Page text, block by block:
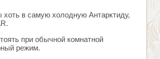
хоть в самую холодную Антарктиду,
при обычной комнатной
режим.